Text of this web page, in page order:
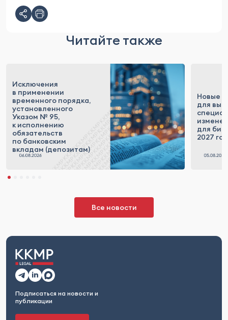
Читайте также
Исключения
в применении
временного порядка,
установленного
Указом № 95,
к исполнению
обязательств
по банковским
вкладам (депозитам)
Новые
для
для
2027
Все новости
Подписаться на новости и
публикации